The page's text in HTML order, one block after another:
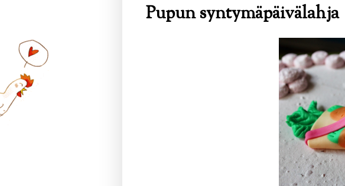
Pupun syntymäpäivälahja